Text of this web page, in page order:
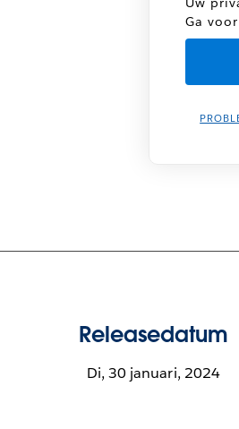
Ga
Releasedatum
Di, 30 januari, 2024